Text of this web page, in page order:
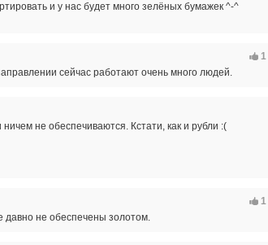
и у нас будет много зелёных бумажек ^-^
1
сейчас работают очень много людей.
не обеспечиваются. Кстати, как и рубли :(
1
давно не обеспечены золотом.